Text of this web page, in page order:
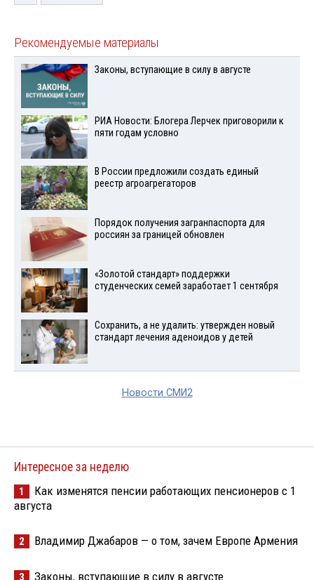
Рекомендуемые материалы
Законы, вступающие в силу в августе
РИА Новости: Блогера Лерчек приговорили к
пяти годам условно
В России предложили создать единый
реестр агроагрегаторов
Порядок получения загранпаспорта для
россиян за границей обновлен
«Золотой стандарт» поддержки
студенческих семей заработает 1 сентября
Сохранить, а не удалить: утвержден новый
стандарт лечения аденоидов у детей
Новости СМИ2
Интересное за неделю
1
Как изменятся пенсии работающих пенсионеров с 1
августа
2 Владимир Джабаров — о том, зачем Европе Армения
3 Законы, вступающие в силу в августе